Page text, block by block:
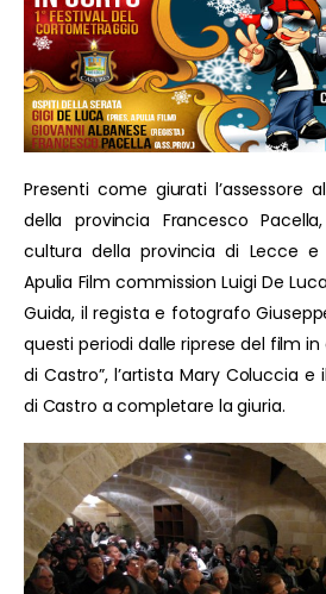
Presenti come giurati l’assessore
della provincia Francesco
cultura della provincia di Lecce
Apulia Film commission Luigi De
Guida, il regista e fotografo
questi periodi dalle riprese del film
di Castro”, l’artista Mary Coluccia
di Castro a completare la giuria.